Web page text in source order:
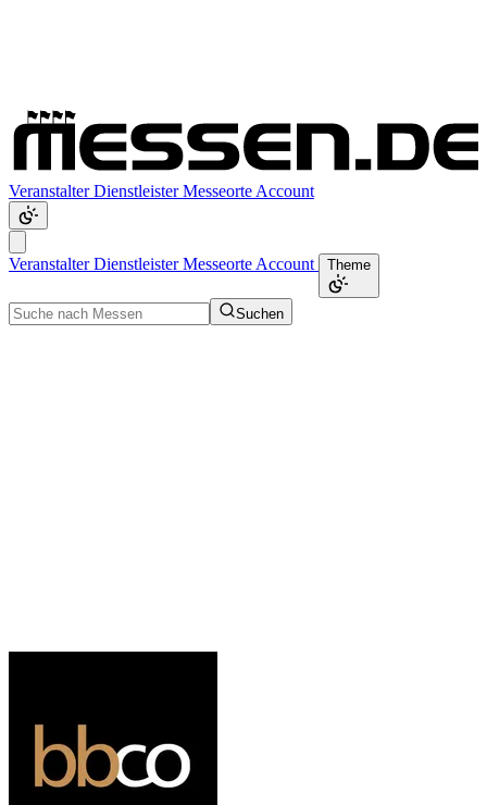
VeranstalterDienstleisterMesseorte Account
VeranstalterDienstleisterMesseorte Account Theme
Suchen